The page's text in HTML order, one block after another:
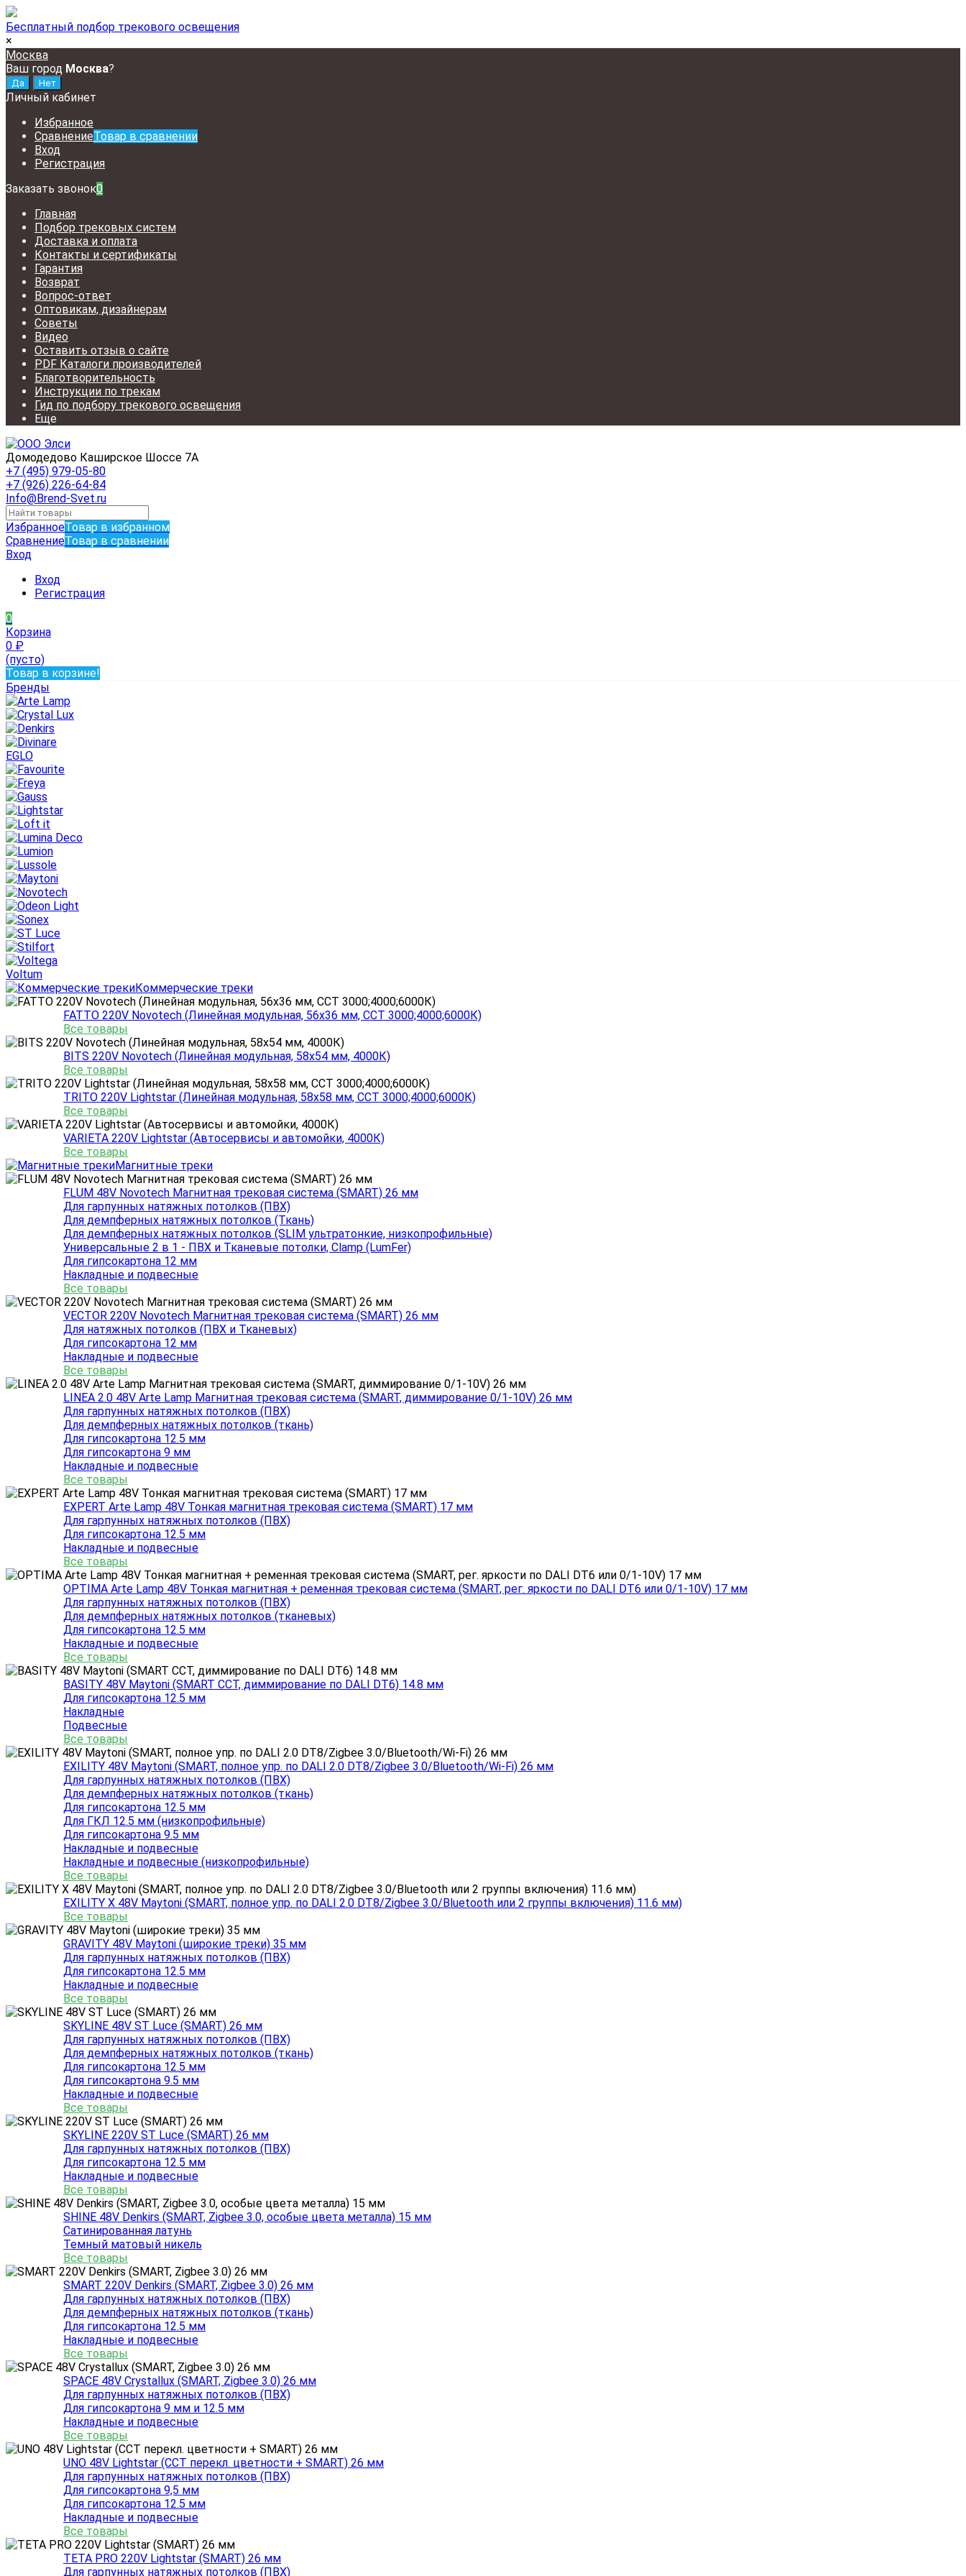
Бесплатный подбор трекового освещения
×
Москва
Ваш город Москва?
Личный кабинет
Избранное
СравнениеТовар в сравнении
Вход
Регистрация
Заказать звонок0
Главная
Подбор трековых систем
Доставка и оплата
Контакты и сертификаты
Гарантия
Возврат
Вопрос-ответ
Оптовикам, дизайнерам
Советы
Видео
Оставить отзыв о сайте
PDF Каталоги производителей
Благотворительность
Инструкции по трекам
Гид по подбору трекового освещения
Еще
Домодедово Каширское Шоссе 7А
+7 (495) 979-05-80
+7 (926) 226-64-84
Info@Brend-Svet.ru
ИзбранноеТовар в избранном
СравнениеТовар в сравнении
Вход
Вход
Регистрация
0
Корзина
0 ₽
(пусто)
Товар в корзине!
Бренды
EGLO
Voltum
Коммерческие треки
FATTO 220V Novotech (Линейная модульная, 56x36 мм, CCT 3000;4000;6000К)
Все товары
BITS 220V Novotech (Линейная модульная, 58x54 мм, 4000К)
Все товары
TRITO 220V Lightstar (Линейная модульная, 58x58 мм, CCT 3000;4000;6000К)
Все товары
VARIETA 220V Lightstar (Автосервисы и автомойки, 4000К)
Все товары
Магнитные треки
FLUM 48V Novotech Магнитная трековая система (SMART) 26 мм
Для гарпунных натяжных потолков (ПВХ)
Для демпферных натяжных потолков (Ткань)
Для демпферных натяжных потолков (SLIM ультратонкие, низкопрофильные)
Универсальные 2 в 1 - ПВХ и Тканевые потолки, Clamp (LumFer)
Для гипсокартона 12 мм
Накладные и подвесные
Все товары
VECTOR 220V Novotech Магнитная трековая система (SMART) 26 мм
Для натяжных потолков (ПВХ и Тканевых)
Для гипсокартона 12 мм
Накладные и подвесные
Все товары
LINEA 2.0 48V Arte Lamp Магнитная трековая система (SMART, диммирование 0/1-10V) 26 мм
Для гарпунных натяжных потолков (ПВХ)
Для демпферных натяжных потолков (ткань)
Для гипсокартона 12.5 мм
Для гипсокартона 9 мм
Накладные и подвесные
Все товары
EXPERT Arte Lamp 48V Тонкая магнитная трековая система (SMART) 17 мм
Для гарпунных натяжных потолков (ПВХ)
Для гипсокартона 12.5 мм
Накладные и подвесные
Все товары
OPTIMA Arte Lamp 48V Тонкая магнитная + ременная трековая система (SMART, рег. яркости по DALI DT6 или 0/1-10V) 17 мм
Для гарпунных натяжных потолков (ПВХ)
Для демпферных натяжных потолков (тканевых)
Для гипсокартона 12.5 мм
Накладные и подвесные
Все товары
BASITY 48V Maytoni (SMART CCT, диммирование по DALI DT6) 14.8 мм
Для гипсокартона 12.5 мм
Накладные
Подвесные
Все товары
EXILITY 48V Maytoni (SMART, полное упр. по DALI 2.0 DT8/Zigbee 3.0/Bluetooth/Wi-Fi) 26 мм
Для гарпунных натяжных потолков (ПВХ)
Для демпферных натяжных потолков (ткань)
Для гипсокартона 12.5 мм
Для ГКЛ 12.5 мм (низкопрофильные)
Для гипсокартона 9.5 мм
Накладные и подвесные
Накладные и подвесные (низкопрофильные)
Все товары
EXILITY X 48V Maytoni (SMART, полное упр. по DALI 2.0 DT8/Zigbee 3.0/Bluetooth или 2 группы включения) 11.6 мм)
Все товары
GRAVITY 48V Maytoni (широкие треки) 35 мм
Для гарпунных натяжных потолков (ПВХ)
Для гипсокартона 12.5 мм
Накладные и подвесные
Все товары
SKYLINE 48V ST Luce (SMART) 26 мм
Для гарпунных натяжных потолков (ПВХ)
Для демпферных натяжных потолков (ткань)
Для гипсокартона 12.5 мм
Для гипсокартона 9.5 мм
Накладные и подвесные
Все товары
SKYLINE 220V ST Luce (SMART) 26 мм
Для гарпунных натяжных потолков (ПВХ)
Для гипсокартона 12.5 мм
Накладные и подвесные
Все товары
SHINE 48V Denkirs (SMART, Zigbee 3.0, особые цвета металла) 15 мм
Сатинированная латунь
Темный матовый никель
Все товары
SMART 220V Denkirs (SMART, Zigbee 3.0) 26 мм
Для гарпунных натяжных потолков (ПВХ)
Для демпферных натяжных потолков (ткань)
Для гипсокартона 12.5 мм
Накладные и подвесные
Все товары
SPACE 48V Crystallux (SMART, Zigbee 3.0) 26 мм
Для гарпунных натяжных потолков (ПВХ)
Для гипсокартона 9 мм и 12.5 мм
Накладные и подвесные
Все товары
UNO 48V Lightstar (CCT перекл. цветности + SMART) 26 мм
Для гарпунных натяжных потолков (ПВХ)
Для гипсокартона 9,5 мм
Для гипсокартона 12.5 мм
Накладные и подвесные
Все товары
TETA PRO 220V Lightstar (SMART) 26 мм
Для гарпунных натяжных потолков (ПВХ)